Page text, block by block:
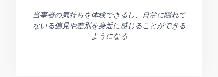
当事者の気持ちを体験できるし、日常に隠れて
ないる偏見や差別を身近に感じることができる
ようになる